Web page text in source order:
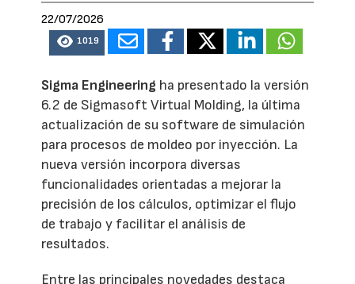
22/07/2026
1019
Sigma Engineering ha presentado la versión
6.2 de Sigmasoft Virtual Molding, la última
actualización de su software de simulación
para procesos de moldeo por inyección. La
nueva versión incorpora diversas
funcionalidades orientadas a mejorar la
precisión de los cálculos, optimizar el flujo
de trabajo y facilitar el análisis de
resultados.
Entre las principales novedades destaca